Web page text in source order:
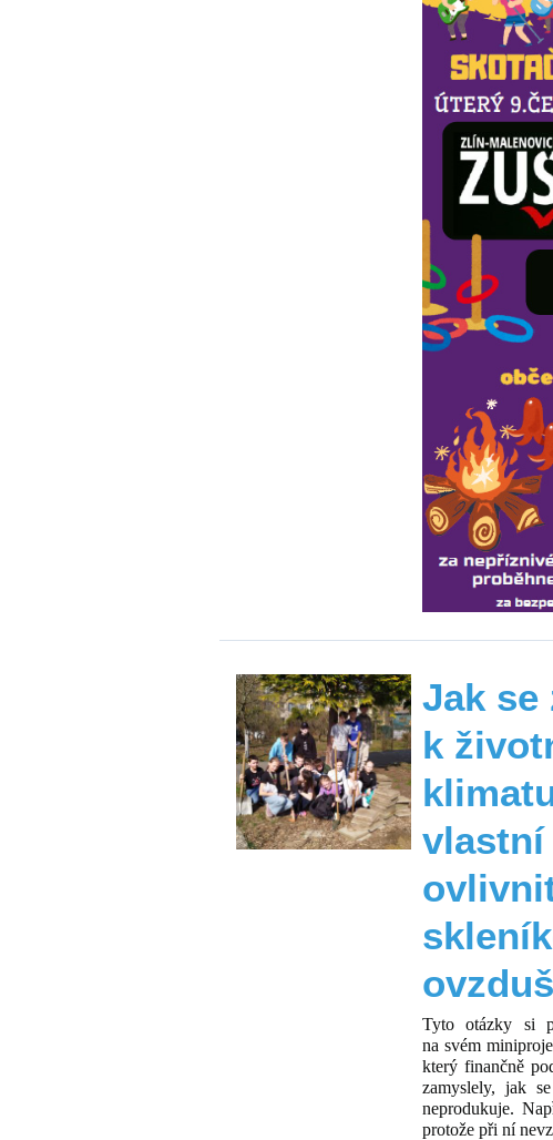
Jak se
k
vlastní
Tyto otázky si
na svém
který finančně
zamyslely, jak
neprodukuje.
protože při ní